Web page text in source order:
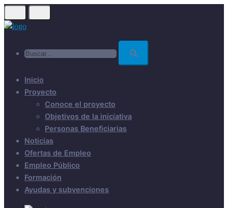
Skip
to
Inicio
Proyecto
Conoce el proyecto
Objetivos de la iniciativa
Personas Beneficiarias
Noticias
Ofertas de Empleo
Empleo Público
Formación
Ayudas y subvenciones